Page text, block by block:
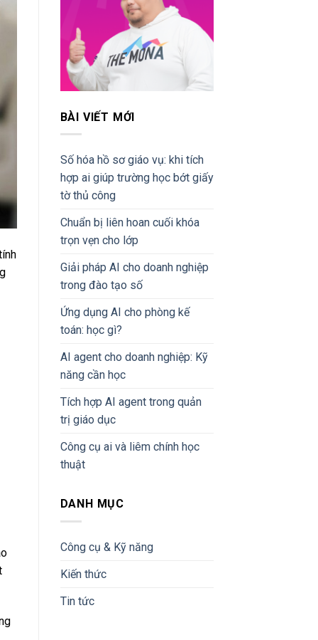
BÀI VIẾT MỚI
Số hóa hồ sơ giáo vụ: khi tích
hợp ai giúp trường học bớt giấy
tờ thủ công
Chuẩn bị liên hoan cuối khóa
trọn vẹn cho lớp
Giải pháp AI cho doanh nghiệp
trong đào tạo số
Ứng dụng AI cho phòng kế
toán: học gì?
AI agent cho doanh nghiệp: Kỹ
năng cần học
Tích hợp AI agent trong quản
trị giáo dục
Công cụ ai và liêm chính học
thuật
DANH MỤC
Công cụ & Kỹ năng
Kiến thức
Tin tức